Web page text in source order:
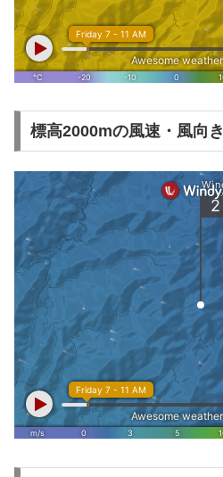
標高2000mの風速・風向き